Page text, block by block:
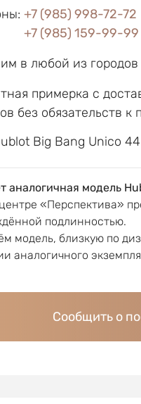
: +7 (985) 998-72-72
+7 (985) 159-99-99
в любой из
примерка с
без обязательств к
Big Bang Unico 44
аналогичная модель
«Перспектива»
подлинностью.
модель, близкую по
аналогичного
Сообщить о